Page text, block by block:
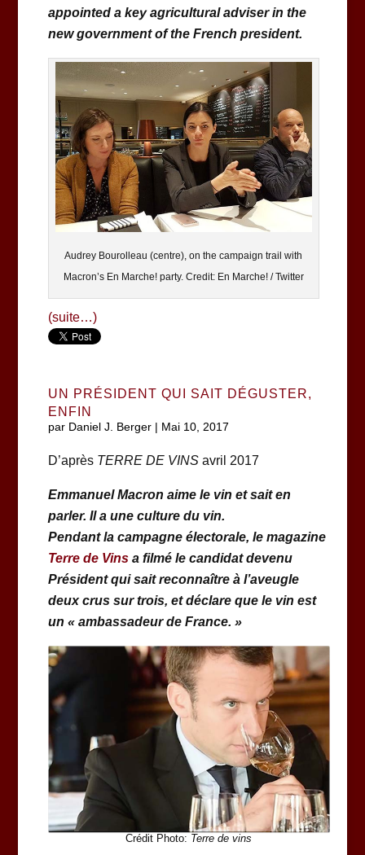
appointed a key agricultural adviser in the
new government of the French president.
Audrey Bourolleau (centre), on the campaign trail with
Macron’s En Marche! party. Credit: En Marche! / Twitter
(suite…)
UN PRÉSIDENT QUI SAIT DÉGUSTER,
ENFIN
par Daniel J. Berger| Mai 10, 2017
D’après TERRE DE VINS avril 2017
Emmanuel Macron aime le vin et sait en
parler. Il a une culture du vin.
Pendant la campagne électorale, le magazine
Terre de Vins a filmé le candidat devenu
Président qui sait reconnaître à l’aveugle
deux crus sur trois, et déclare que le vin est
un « ambassadeur de France. »
Crédit Photo: Terre de vins